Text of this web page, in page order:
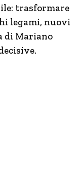
trasformare
legami, nuovi
di Mariano